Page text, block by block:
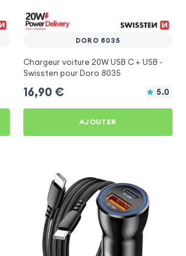
DORO 8035
Chargeur voiture 20W USB C + USB -
Swissten pour Doro 8035
16,90 € 5.0
AJOUTER